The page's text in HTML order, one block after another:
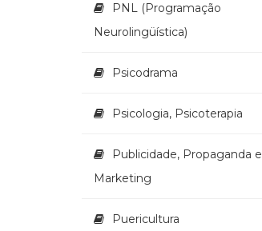
PNL (Programação
Neurolingüística)
Psicodrama
Psicologia, Psicoterapia
Publicidade, Propaganda e
Marketing
Puericultura